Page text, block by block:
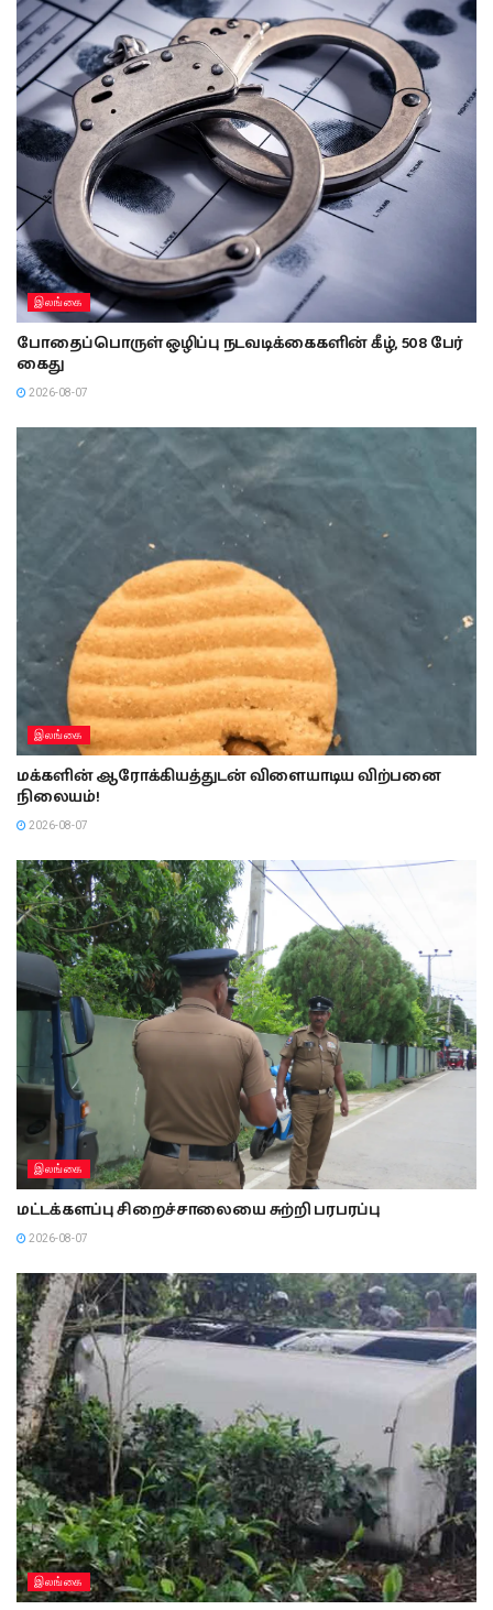
இலங்கை
போதைப்பொருள் ஒழிப்பு நடவடிக்கைகளின் கீழ், 508 பேர்
கைது
2026-08-07
இலங்கை
மக்களின் ஆரோக்கியத்துடன் விளையாடிய விற்பனை
நிலையம்!
2026-08-07
இலங்கை
மட்டக்களப்பு சிறைச்சாலையை சுற்றி பரபரப்பு
2026-08-07
இலங்கை